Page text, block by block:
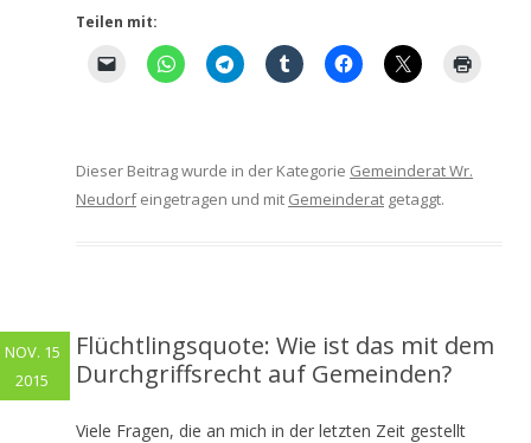
Teilen mit:
Dieser Beitrag wurde in der Kategorie Gemeinderat Wr.
Neudorfeingetragen und mit Gemeinderat getaggt.
Flüchtlingsquote: Wie ist das mit dem
Durchgriffsrecht auf Gemeinden?
Viele Fragen, die an mich in der letzten Zeit gestellt
NOV. 15
2015